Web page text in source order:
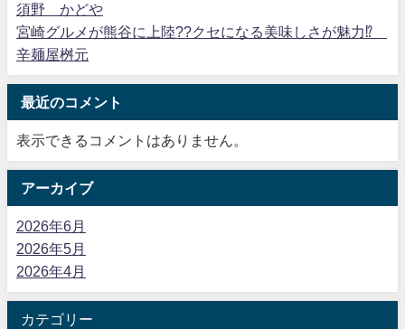
須野 かどや
宮崎グルメが熊谷に上陸??クセになる美味しさが魅力⁉
辛麺屋桝元
最近のコメント
表示できるコメントはありません。
アーカイブ
2026年6月
2026年5月
2026年4月
カテゴリー